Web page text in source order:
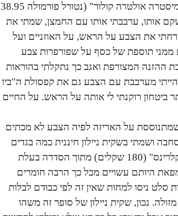
באומץ שייחודי רק למנוזלים ומשוגעים פתחתי את "מיסטרה אולטרה קולור" (נטורל פורמולה 38.95
אותו, ערבבתי אותו עם החמצן, שמתי את
את הצבע על הראש, על האוזניים ועל
ממני תוספת של כסף על שפורפרות צבע
ההזנה המצורפת ואגב כך נתקלתי בהוראות
מערבבת עם הצבע גם את קפסולת ה"ביו
ביטחון רוקנתי לי אותה על הראש. על החיים
על האריזה לפיה הצבע לא מכתים
ושמתי בשקית ניילון חיננית כמה בגדים
ואת הפודרה החדשה והיוקרתית "שמש בוקר" של "קלרינס" (180 שקלים) מתוך הסדרה בעלת
היותם עשויים מכל כך הרבה חומרים
ניסו למחות שאין זה לפי כבודם לבלות
נכון, שקית ניילון של סופר זה משהו